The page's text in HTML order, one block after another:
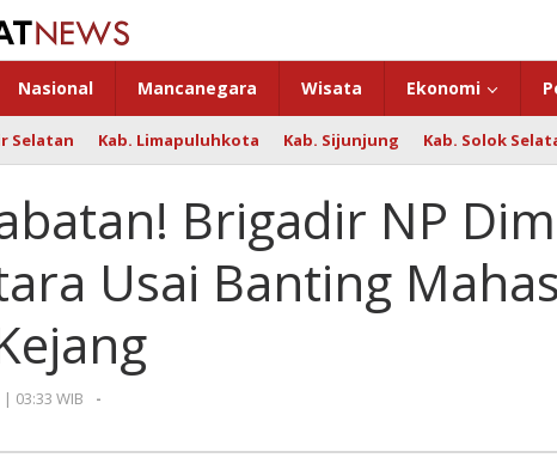
Nasional Mancanegara Wisata Ekonomi
Selatan Kab. Limapuluhkota Kab. Sijunjung Kab. Solok
Brigadir NP
Usai Banting
03:33 WIB
by
-